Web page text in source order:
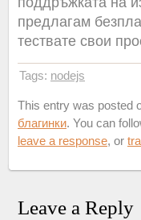
предлагам
тествате свои
Tags: nodejs
This entry was posted
благинки. You can
leave a response, or
Leave a Reply